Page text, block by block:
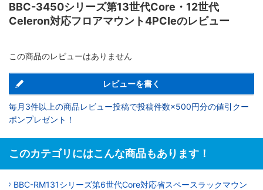
BBC-3450シリーズ第13世代Core・12世代
Celeron対応フロアマウント4PCIeのレビュー
この商品のレビューはありません
レビューを書く
毎月3件以上の商品レビュー投稿で投稿件数×500円分の値引クー
ポンプレゼント！
このカテゴリにはこんな商品もあります！
BBC-RM131シリーズ第6世代Core対応省スペースラックマウン